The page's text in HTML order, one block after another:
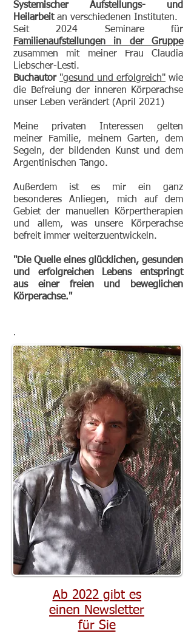
Systemischer Aufstellungs- und
Heilarbeitan verschiedenen Instituten.
Seit 2024 Seminare für
Familienaufstellungen in der Gruppe
zusammen mit meiner Frau Claudia
Liebscher-Lesti.
Buchautor "gesund und erfolgreich" wie
die Befreiung der inneren Körperachse
unser Leben verändert (April 2021)
Meine privaten Interessen gelten
meiner Familie, meinem Garten, dem
Segeln, der bildenden Kunst und dem
Argentinischen Tango.
Außerdem ist es mir ein ganz
besonderes Anliegen, mich auf dem
Gebiet der manuellen Körpertherapien
und allem, was unsere Körperachse
befreit immer weiterzuentwickeln.
"Die Quelle eines glücklichen, gesunden
und erfolgreichen Lebens entspringt
aus einer freien und beweglichen
Körperachse."
.
Ab 2022 gibt es
einen Newsletter
für Sie